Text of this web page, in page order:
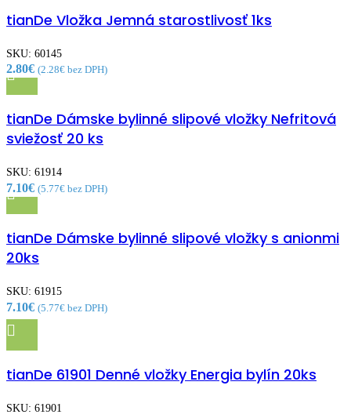
Pridať medzi obľúbené
tianDe Vložka Jemná starostlivosť 1ks
SKU: 60145
2.80€ (2.28€ bez DPH)
Pridať medzi obľúbené
tianDe Dámske bylinné slipové vložky Nefritová
sviežosť 20 ks
SKU: 61914
7.10€ (5.77€ bez DPH)
Pridať medzi obľúbené
tianDe Dámske bylinné slipové vložky s anionmi
20ks
SKU: 61915
7.10€ (5.77€ bez DPH)
Pridať medzi obľúbené
tianDe 61901 Denné vložky Energia bylín 20ks
SKU: 61901